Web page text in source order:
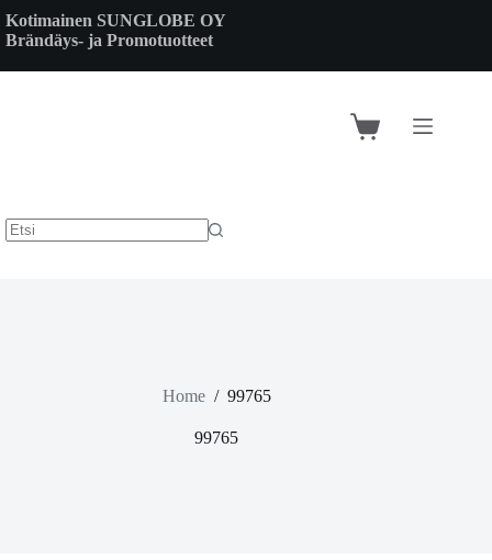
to
content
Kotimainen SUNGLOBE OY
Brändäys- ja Promotuotteet
Shopping
Home / 99765
99765